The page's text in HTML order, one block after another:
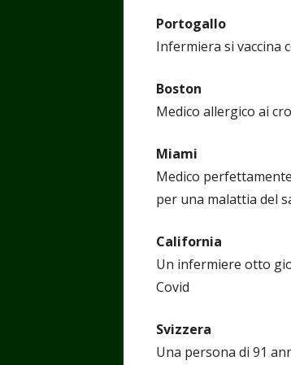
Portogallo
Infermiera si vaccina
Boston
Medico allergico ai
Miami
Medico
per una malattia del
California
Un infermiere otto
Covid
Svizzera
Una persona di 91